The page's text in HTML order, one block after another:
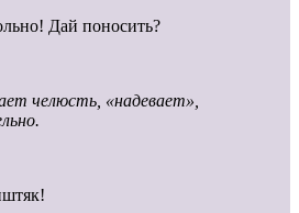
Дай поносить?
челюсть, «надевает»,